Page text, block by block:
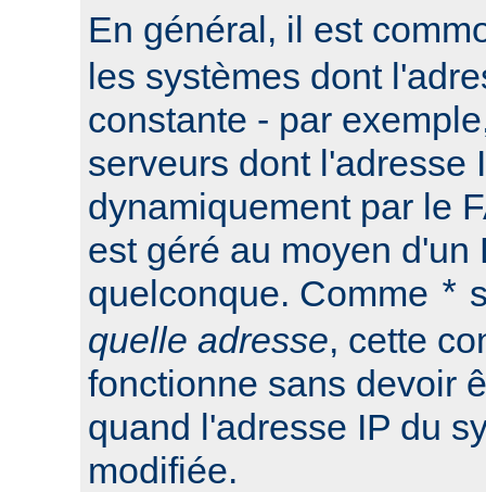
En général, il est
les systèmes dont
constante - par
serveurs dont l'adresse
dynamiquement par le
est géré au moyen d'un
quelconque. Comme *
quelle adresse, cette
fonctionne sans devoir
quand l'adresse IP du
modifiée.